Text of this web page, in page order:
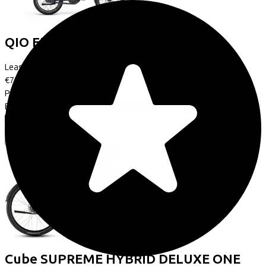
QIO EINS AP-8 Night Line
Leaseprijs p/m vanaf
€72,10
Prijs
Bespaar
Bekijk
Cube SUPREME HYBRID DELUXE ONE